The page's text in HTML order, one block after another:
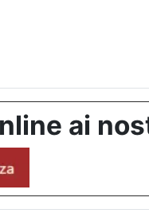
ai